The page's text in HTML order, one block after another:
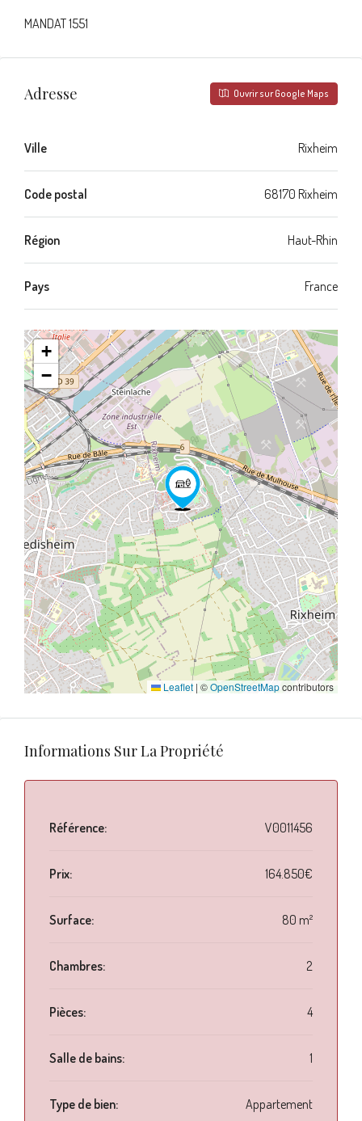
MANDAT 1551
Adresse Ouvrir sur Google Maps
Ville Rixheim
Code postal 68170 Rixheim
Région Haut-Rhin
Pays France
+
−
Leaflet | ©OpenStreetMapcontributors
Informations Sur La Propriété
Référence: V0011456
Prix: 164.850€
Surface: 80 m²
Chambres: 2
Pièces: 4
Salle de bains: 1
Type de bien: Appartement